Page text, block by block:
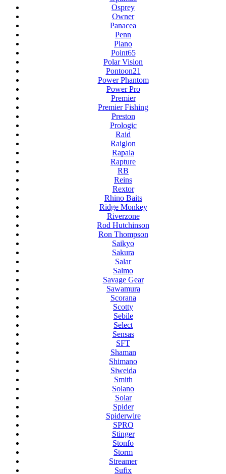
Osprey
Owner
Panacea
Penn
Plano
Point65
Polar Vision
Pontoon21
Power Phantom
Power Pro
Premier
Premier Fishing
Preston
Prologic
Raid
Raiglon
Rapala
Rapture
RB
Reins
Rextor
Rhino Baits
Ridge Monkey
Riverzone
Rod Hutchinson
Ron Thompson
Saikyo
Sakura
Salar
Salmo
Savage Gear
Sawamura
Scorana
Scotty
Sebile
Select
Sensas
SFT
Shaman
Shimano
Siweida
Smith
Solano
Solar
Spider
Spiderwire
SPRO
Stinger
Stonfo
Storm
Streamer
Sufix